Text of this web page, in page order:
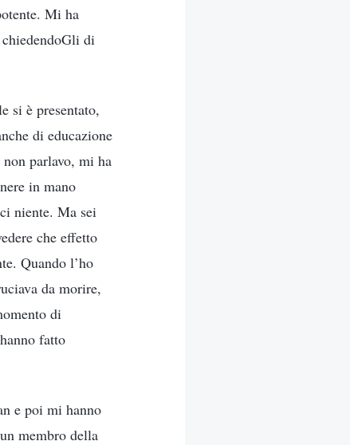
Mi ha
di
si è presentato,
di educazione
parlavo, mi ha
in mano
niente. Ma sei
che effetto
Quando l’ho
da morire,
di
fatto
e poi mi hanno
membro della